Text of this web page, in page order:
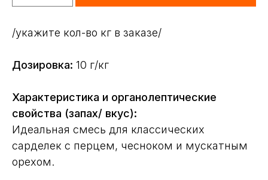
/укажите кол-во кг в заказе/
Дозировка: 10 г/кг
Характеристика и органолептические
свойства (запах/ вкус):
Идеальная смесь для классических
сарделек с перцем, чесноком и мускатным
орехом.